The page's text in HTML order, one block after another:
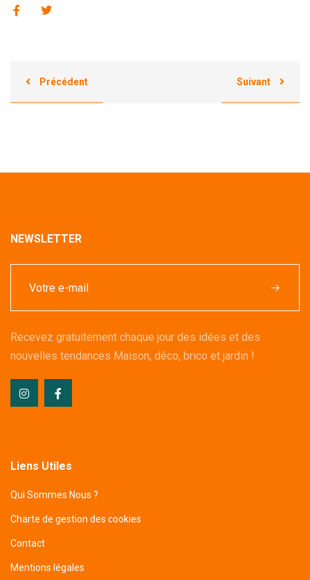
Précédent Suivant
NEWSLETTER
Recevez gratuitement chaque jour des idées et des
nouvelles tendances Maison, déco, brico et jardin !
Liens Utiles
Qui Sommes Nous ?
Charte de gestion des cookies
Contact
Mentions légales